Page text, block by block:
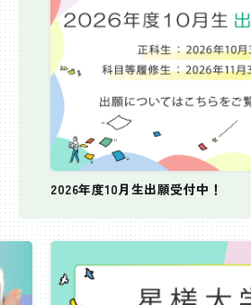
2026年度10月生出願受付中！